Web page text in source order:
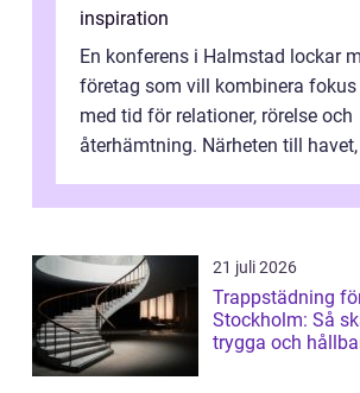
inspiration
En konferens i Halmstad lockar
företag som vill kombinera
med tid för relationer, rörelse och
återhämtning. Närheten till
21 juli 2026
Trappstädning
Stockholm: Så
trygga och